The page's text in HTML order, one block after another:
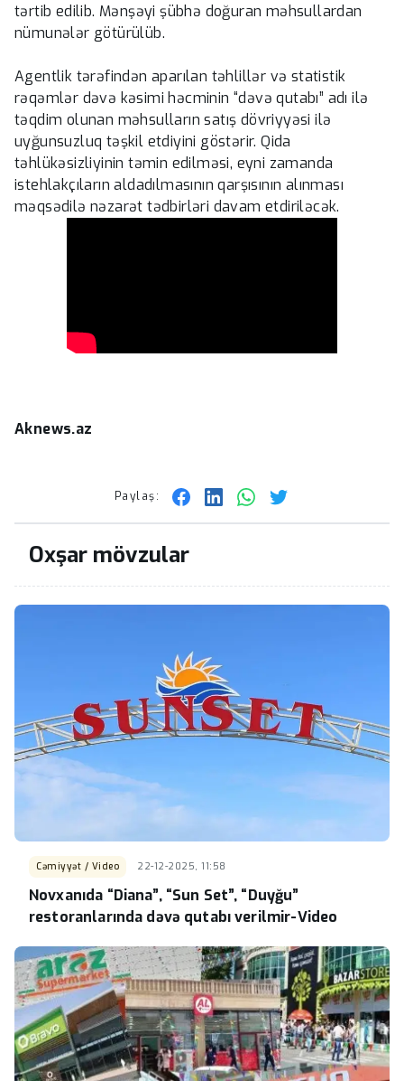
tərtib edilib. Mənşəyi şübhə doğuran məhsullardan
nümunələr götürülüb.
Agentlik tərəfindən aparılan təhlillər və statistik
rəqəmlər dəvə kəsimi həcminin “dəvə qutabı” adı ilə
təqdim olunan məhsulların satış dövriyyəsi ilə
uyğunsuzluq təşkil etdiyini göstərir. Qida
təhlükəsizliyinin təmin edilməsi, eyni zamanda
istehlakçıların aldadılmasının qarşısının alınması
məqsədilə nəzarət tədbirləri davam etdiriləcək.
Aknews.az
Paylaş:
Oxşar mövzular
Cəmiyyət / Video 22-12-2025, 11:58
Novxanıda “Diana”, “Sun Set”, “Duyğu”
restoranlarında dəvə qutabı verilmir-Video